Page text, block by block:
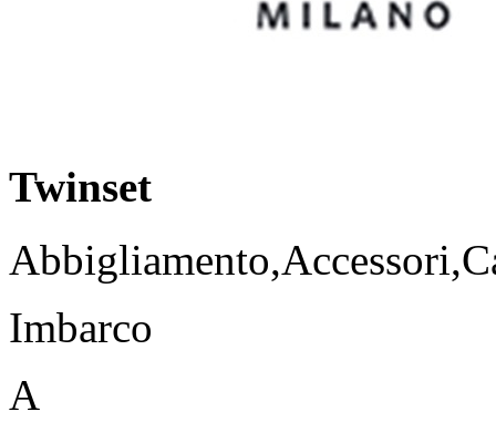
Twinset
Imbarco
A